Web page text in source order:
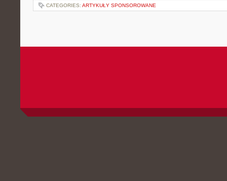
CATEGORIES: ARTYKUŁY SPONSOROWANE